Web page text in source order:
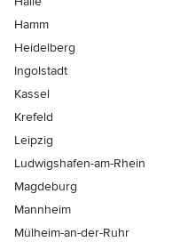
Hamm
Heidelberg
Ingolstadt
Kassel
Krefeld
Leipzig
Ludwigshafen-am-Rhein
Magdeburg
Mannheim
Mülheim-an-der-Ruhr